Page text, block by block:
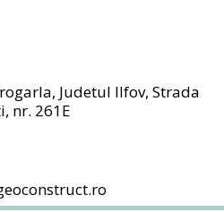
Judetul Ilfov, Strada
nr. 261E